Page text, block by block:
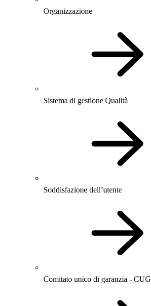
Organizzazione
Sistema di gestione Qualità
Soddisfazione dell’utente
Comitato unico di garanzia - CUG